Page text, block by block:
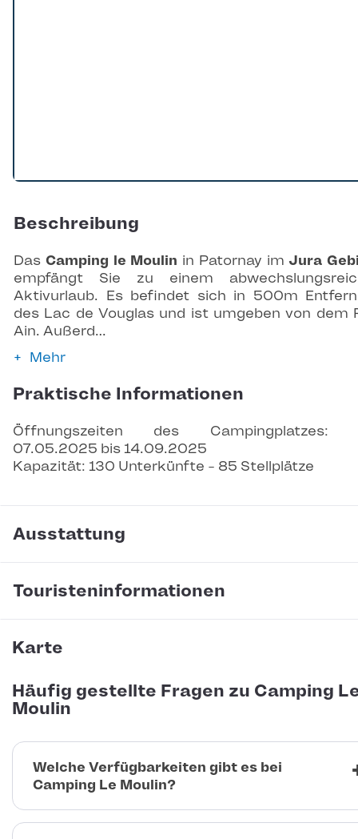
Beschreibung
Das Camping le Moulin in Patornay imJura
empfängt Sie zu einem
Aktivurlaub. Es befindet sich in 500m
des Lac de Vouglas und ist umgeben von dem
Ain. Außerd…
Mehr
Praktische Informationen
Öffnungszeiten des Campingplatzes:
07.05.2025 bis 14.09.2025
Kapazität: 130 Unterkünfte - 85 Stellplätze
Ausstattung
Touristeninformationen
Karte
Häufig gestellte Fragen zu Camping
Moulin
Welche Verfügbarkeiten gibt es bei
Camping Le Moulin?